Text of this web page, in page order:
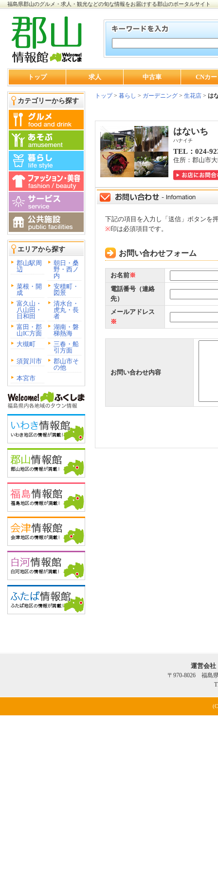
福島県郡山のグルメ・求人・観光などの旬な情報をお届けする郡山のポータルサイト
トップ 求人 中古車 CNカ
カテゴリーから探す
エリアから探す
郡山駅周
辺
朝日・桑
野・西ノ
内
菜根・開
成
安積町・
図景
富久山・
八山田・
日和田
清水台・
虎丸・長
者
富田・郡
山IC方面
湖南・磐
梯熱海
大槻町
三春・船
引方面
須賀川市
郡山市そ
の他
本宮市
トップ> 暮らし > ガーデニング > 生花店 > は
はないち
ハナイチ
TEL：024-
住所：郡山市
下記の項目を入力し「送信」ボタンを
※印は必須項目です。
お問い合わせフォーム
お名前※
電話番号（連絡
先）
メールアドレス
※
お問い合わせ内容
運営会
〒970-8026 福島